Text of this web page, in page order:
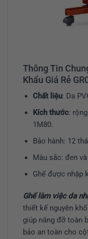
Thông Tin
Khẩu Giá Rẻ
Chất liệu: Da
Kích thước:
1M80.
Bảo hành: 12
Màu sắc: đen
Ghế được nhập
Ghế làm việc da
thiết kế nguyên
giúp nâng đỡ toàn
bảo an toàn cho